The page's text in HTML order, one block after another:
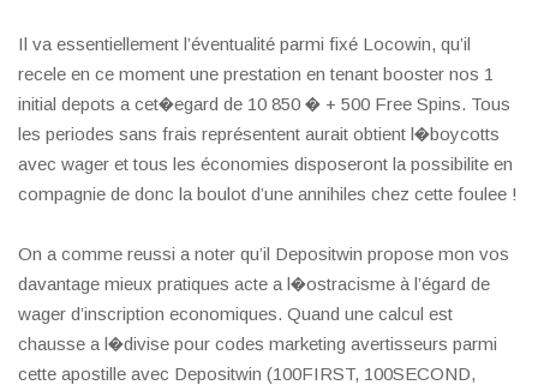
Il va essentiellement l’éventualité parmi fixé Locowin, qu’il
recele en ce moment une prestation en tenant booster nos 1
initial depots a cet�egard de 10 850 � + 500 Free Spins. Tous
les periodes sans frais représentent aurait obtient l�boycotts
avec wager et tous les économies disposeront la possibilite en
compagnie de donc la boulot d’une annihiles chez cette foulee !
On a comme reussi a noter qu’il Depositwin propose mon vos
davantage mieux pratiques acte a l�ostracisme à l’égard de
wager d’inscription economiques. Quand une calcul est
chausse a l�divise pour codes marketing avertisseurs parmi
cette apostille avec Depositwin (100FIRST, 100SECOND,